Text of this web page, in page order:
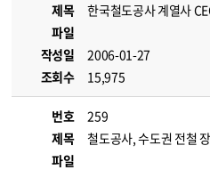
제목
한국철도공사 계열사
파일
작성일
2006-01-27
조회수
15,975
번호
259
제목
철도공사, 수도권 전철
파일